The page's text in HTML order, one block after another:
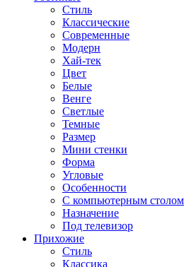
Стиль
Классические
Современные
Модерн
Хай-тек
Цвет
Белые
Венге
Светлые
Темные
Размер
Мини стенки
Форма
Угловые
Особенности
С компьютерным столом
Назначение
Под телевизор
Прихожие
Стиль
Классика